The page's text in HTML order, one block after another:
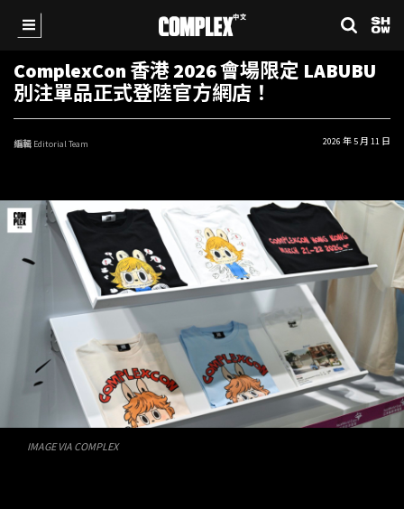
ComplexCon 香港 2026 會場限定 LABUBU
別注單品正式登陸官方網店！
編輯 Editorial Team 2026 年 5 月 11 日
IMAGE VIA COMPLEX